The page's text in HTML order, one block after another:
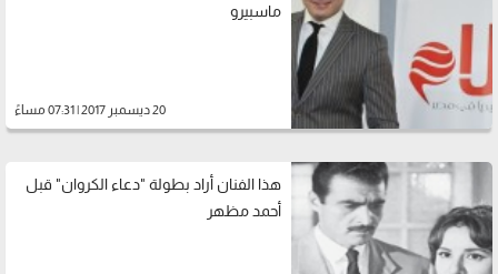
ماسبيرو
20 ديسمبر 2017 | 07:31 مساءً
هذا الفنان أراد بطولة "دعاء الكروان" قبل
أحمد مظهر